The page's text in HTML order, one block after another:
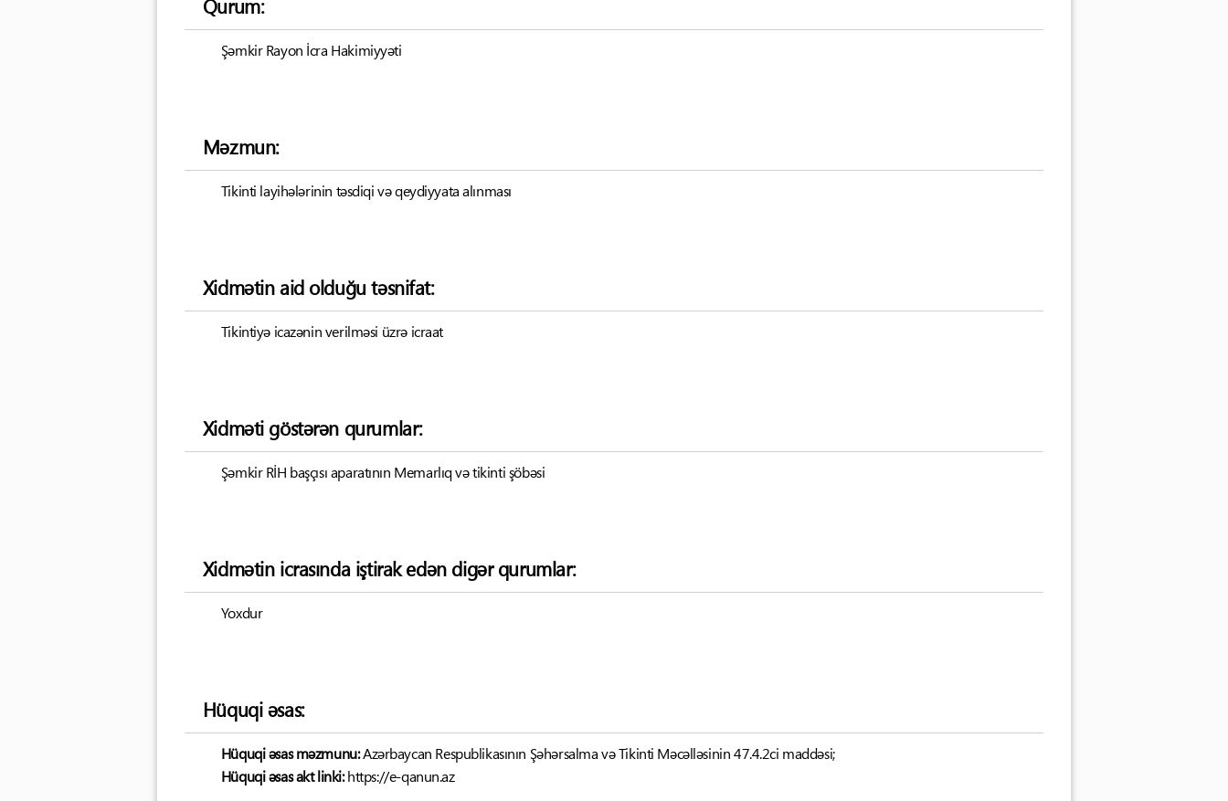
Qurum:
Şəmkir Rayon İcra Hakimiyyəti
Məzmun:
Tikinti layihələrinin təsdiqi və qeydiyyata alınması
Xidmətin aid olduğu təsnifat:
Tikintiyə icazənin verilməsi üzrə icraat
Xidməti göstərən qurumlar:
Şəmkir RİH başçısı aparatının Memarlıq və tikinti şöbəsi
Xidmətin icrasında iştirak edən digər qurumlar:
Yoxdur
Hüquqi əsas:
Hüquqi əsas məzmunu:Azərbaycan Respublikasının Şəhərsalma və Tikinti Məcəlləsinin 47.4.2ci maddəsi;
Hüquqi əsas akt linki:https://e-qanun.az